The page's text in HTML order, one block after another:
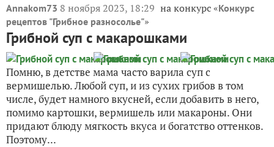
Annakom73 8 ноября 2023, 18:29 на конкурс «Конкурс
рецептов "Грибное разносолье"»
Грибной суп с макарошками
Помню, в детстве мама часто варила суп с
вермишелью. Любой суп, и из сухих грибов в том
числе, будет намного вкусней, если добавить в него,
помимо картошки, вермишель или макароны. Они
придают блюду мягкость вкуса и богатство оттенков.
Поэтому...